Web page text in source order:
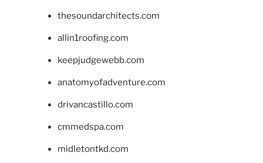
thesoundarchitects.com
allin1roofing.com
keepjudgewebb.com
anatomyofadventure.com
drivancastillo.com
cmmedspa.com
midletontkd.com